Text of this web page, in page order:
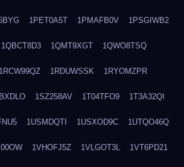
1PET0A5T 1PMAFB0V 1PSGIWB2
1QBCT8D3 1QMT9XGT 1QWO8TSQ
1RCW99QZ 1RDUWSSK 1RYOMZPR
1SZ258AV 1T04TFO9 1T3A32QI
1USMDQTI 1USXOD9C 1UTQO46Q
1VHOFJ5Z 1VLGOT3L 1VT6PD21